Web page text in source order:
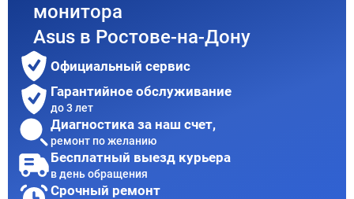
монитора
Asus в Ростове-на-Дону
Официальный сервис
Гарантийное обслуживание
до 3 лет
Диагностика за наш счет,
ремонт по желанию
Бесплатный выезд курьера
в день обращения
Срочный ремонт